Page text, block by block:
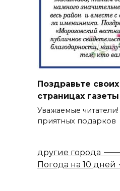
Поздравьте
страницах газеты
Уважаемые
приятных подарков
другие города
Погода на 10